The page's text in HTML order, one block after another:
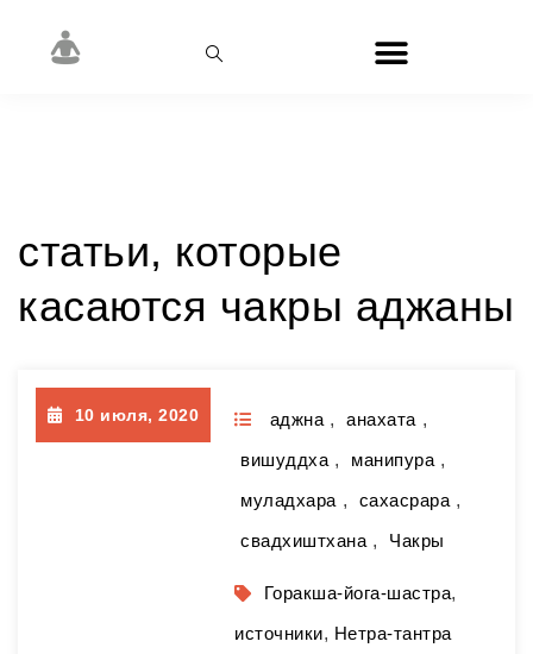
статьи, которые
касаются чакры аджаны
10 июля, 2020 аджна , анахата ,
вишуддха , манипура ,
муладхара , сахасрара ,
свадхиштхана , Чакры
Горакша-йога-шастра,
источники, Нетра-тантра